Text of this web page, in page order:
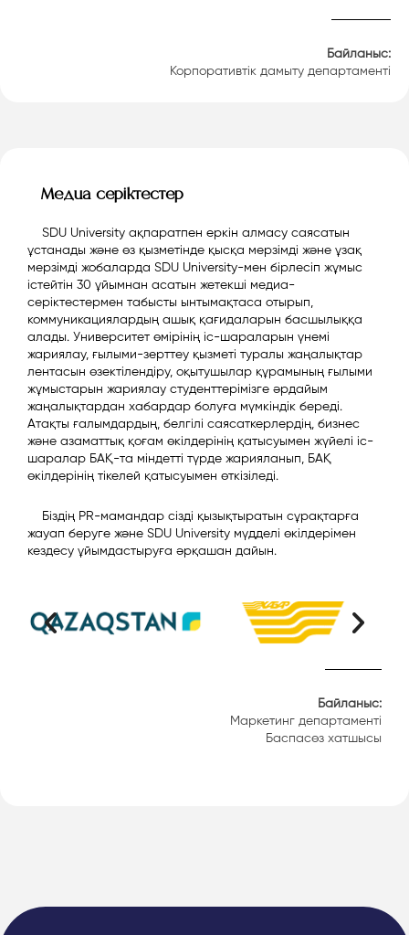
Байланыс:
Корпоративтік дамыту департаменті
Медиа серіктестер
SDU University ақпаратпен еркін алмасу саясатын
ұстанады және өз қызметінде қысқа мерзімді және ұзақ
мерзімді жобаларда SDU University-мен бірлесіп жұмыс
істейтін 30 ұйымнан асатын жетекші медиа-
серіктестермен табысты ынтымақтаса отырып,
коммуникациялардың ашық қағидаларын басшылыққа
алады. Университет өмірінің іс-шараларын үнемі
жариялау, ғылыми-зерттеу қызметі туралы жаңалықтар
лентасын өзектілендіру, оқытушылар құрамының ғылыми
жұмыстарын жариялау студенттерімізге әрдайым
жаңалықтардан хабардар болуға мүмкіндік береді.
Атақты ғалымдардың, белгілі саясаткерлердің, бизнес
және азаматтық қоғам өкілдерінің қатысуымен жүйелі іс-
шаралар БАҚ-та міндетті түрде жарияланып, БАҚ
өкілдерінің тікелей қатысуымен өткізіледі.
Біздің PR-мамандар сізді қызықтыратын сұрақтарға
жауап беруге және SDU University мүдделі өкілдерімен
кездесу ұйымдастыруға әрқашан дайын.
Байланыс:
Маркетинг департаменті
Баспасөз хатшысы